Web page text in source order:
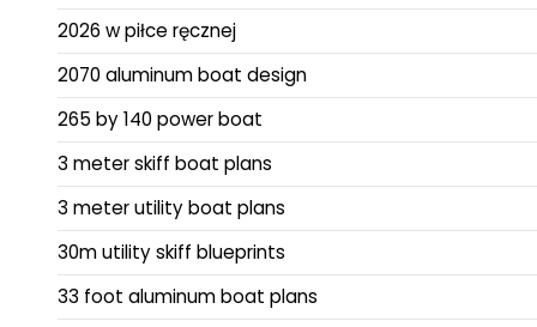
2026 w piłce ręcznej
2070 aluminum boat design
265 by 140 power boat
3 meter skiff boat plans
3 meter utility boat plans
30m utility skiff blueprints
33 foot aluminum boat plans